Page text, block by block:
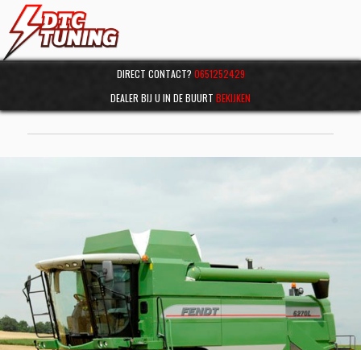
DIRECT CONTACT? 0651252429
DEALER BIJ U IN DE BUURT BEKIJKEN